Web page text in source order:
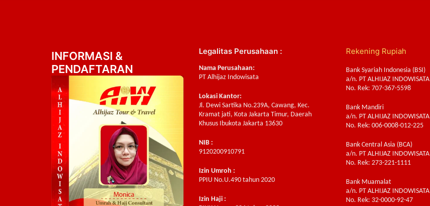
INFORMASI &
PENDAFTARAN
Legalitas Perusahaan :
Nama Perusahaan:
PT Alhijaz Indowisata
Lokasi Kantor:
Jl. Dewi Sartika No.239A, Cawang, Kec.
Kramat jati, Kota Jakarta Timur, Daerah
Khusus Ibukota Jakarta 13630
NIB :
9120200910791
Izin Umroh :
PPIU No.U.490 tahun 2020
Izin Haji :
Rekening Rupiah
Bank Syariah Indonesia (BSI)
a/n. PT ALHIJAZ INDOWISATA
No. Rek: 707-367-5598
Bank Mandiri
a/n. PT ALHIJAZ INDOWISATA
No. Rek: 006-0008-012-225
Bank Central Asia (BCA)
a/n. PT ALHIJAZ INDOWISATA
No. Rek: 273-221-1111
Bank Muamalat
a/n. PT ALHIJAZ INDOWISATA
No. Rek: 32-0000-92-47